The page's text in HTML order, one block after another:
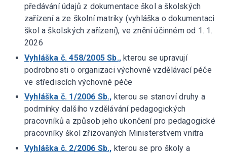
předávání údajů z dokumentace škol a školských
zařízení a ze školní matriky (vyhláška o dokumentaci
škol a školských zařízení), ve znění účinném od 1. 1.
2026
Vyhláška č. 458/2005 Sb., kterou se upravují
podrobnosti o organizaci výchovně vzdělávací péče
ve střediscích výchovné péče
Vyhláška č. 1/2006 Sb., kterou se stanoví druhy a
podmínky dalšího vzdělávání pedagogických
pracovníků a způsob jeho ukončení pro pedagogické
pracovníky škol zřizovaných Ministerstvem vnitra
Vyhláška č. 2/2006 Sb., kterou se pro školy a